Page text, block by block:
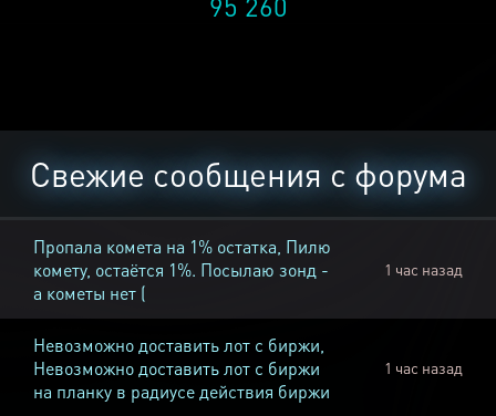
Свежие сообщения с форума
Пропала комета на 1% остатка, Пилю
комету, остаётся 1%. Посылаю зонд -
а кометы нет (
1 час назад
Невозможно доставить лот с биржи,
Невозможно доставить лот с биржи
на планку в радиусе действия биржи
1 час назад